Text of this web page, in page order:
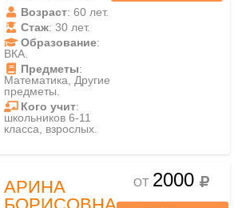
Возраст: 60 лет.
Стаж: 30 лет.
Образование:
ВКА.
Предметы:
Математика, Другие
предметы.
Кого учит:
школьников 6-11
класса, взрослых.
АРИНА
ОТ 2000